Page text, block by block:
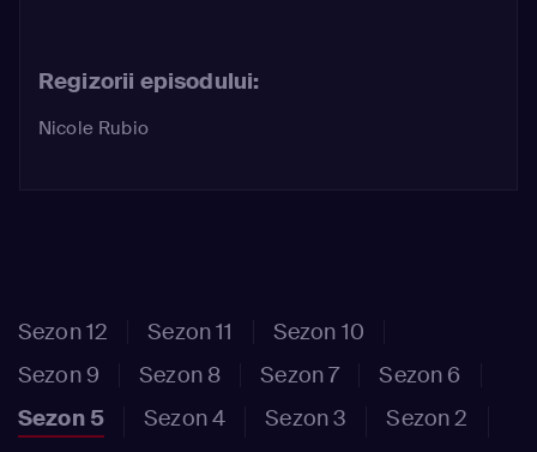
Regizorii episodului:
Nicole Rubio
Sezon 12 Sezon 11
Sezon 10
Sezon 9
Sezon 8 Sezon 7
Sezon 6
Sezon 5
Sezon 4 Sezon 3
Sezon 2